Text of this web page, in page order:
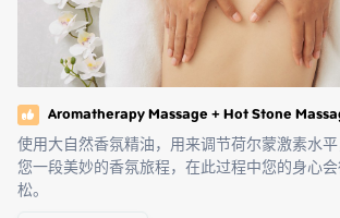
Aromatherapy Massage + Hot Stone
使用大自然香氛精油，用来调节荷尔蒙激素水
您一段美妙的香氛旅程，在此过程中您的身心
松。